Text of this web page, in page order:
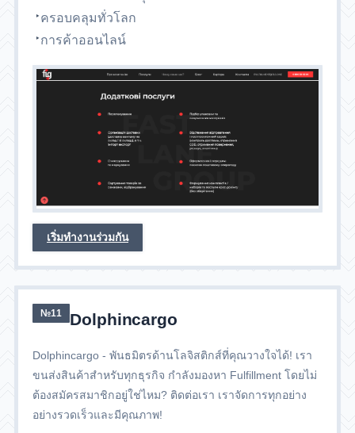
ครอบคลุมทั่วโลก
การค้าออนไลน์
เริ่มทำงานร่วมกัน
№11 Dolphincargo
Dolphincargo - พันธมิตรด้านโลจิสติกส์ที่คุณวางใจได้! เรา
ขนส่งสินค้าสำหรับทุกธุรกิจ กำลังมองหา Fulfillment โดยไม่
ต้องสมัครสมาชิกอยู่ใช่ไหม? ติดต่อเรา เราจัดการทุกอย่าง
อย่างรวดเร็วและมีคุณภาพ!